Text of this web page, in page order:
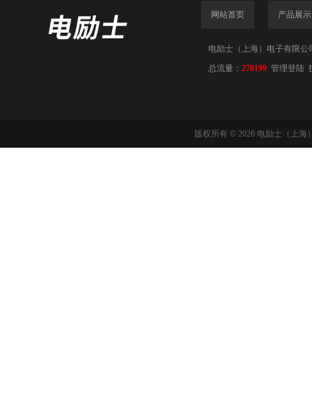
网站首页 产品展示
电励士（上海）电子有限公
总流量： 270199 管理登陆
版权所有 © 2026 电励士（上